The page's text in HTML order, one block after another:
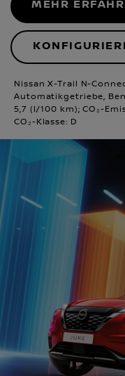
MEHR
Nissan X-Trail N-
Automatikgetriebe,
5,7 (l/100 km); CO₂-
CO₂-Klasse: D